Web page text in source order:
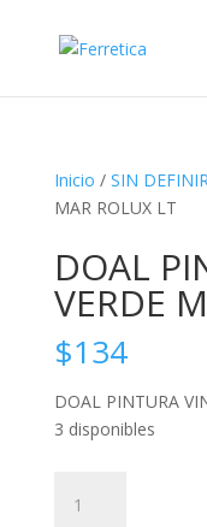
Inicio / SIN
MAR ROLUX LT
DOAL
VERDE
$134
DOAL PINTURA
3 disponibles
PINTURA